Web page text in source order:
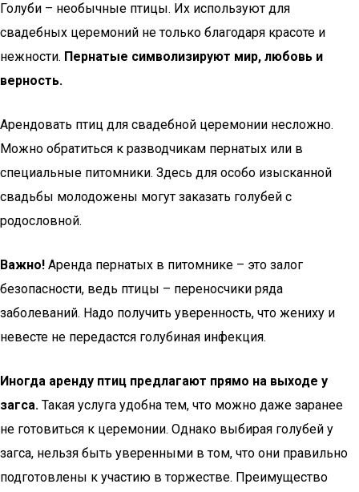
Голуби – необычные птицы. Их используют для
свадебных церемоний не только благодаря красоте и
нежности. Пернатые символизируют мир, любовь и
верность.
Арендовать птиц для свадебной церемонии несложно.
Можно обратиться к разводчикам пернатых или в
специальные питомники. Здесь для особо изысканной
свадьбы молодожены могут заказать голубей с
родословной.
Важно! Аренда пернатых в питомнике – это залог
безопасности, ведь птицы – переносчики ряда
заболеваний. Надо получить уверенность, что жениху и
невесте не передастся голубиная инфекция.
Иногда аренду птиц предлагают прямо на выходе у
загса. Такая услуга удобна тем, что можно даже заранее
не готовиться к церемонии. Однако выбирая голубей у
загса, нельзя быть уверенными в том, что они правильно
подготовлены к участию в торжестве. Преимущество